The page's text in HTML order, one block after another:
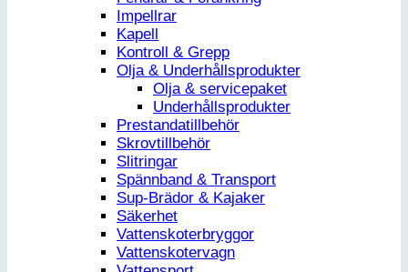
Impellrar
Kapell
Kontroll & Grepp
Olja & Underhållsprodukter
Olja & servicepaket
Underhållsprodukter
Prestandatillbehör
Skrovtillbehör
Slitringar
Spännband & Transport
Sup-Brädor & Kajaker
Säkerhet
Vattenskoterbryggor
Vattenskotervagn